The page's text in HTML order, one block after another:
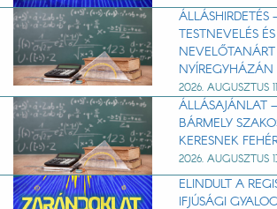
TESTNEVELÉS
NEVELŐTANÁRT
NYÍREGYHÁZÁN
2026. AUGUSZTUS
ÁLLÁSAJÁNLAT
BÁRMELY
KERESNEK
2026. AUGUSZTUS
ELINDULT A
IFJÚSÁGI